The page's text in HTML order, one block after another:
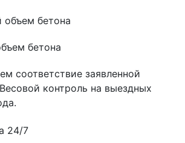
бетона
соответствие заявленной
контроль на выездных